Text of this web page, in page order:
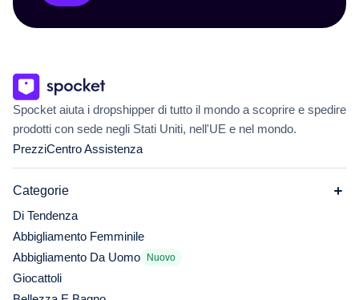
Spocket aiuta i dropshipper di tutto il mondo a scoprire e spedire
prodotti con sede negli Stati Uniti, nell'UE e nel mondo.
PrezziCentro Assistenza
Categorie
Di Tendenza
Abbigliamento Femminile
Abbigliamento Da Uomo
Nuovo
Giocattoli